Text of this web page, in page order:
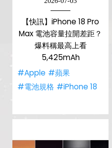
【快訊】iPhone 18 Pro
Max 電池容量拉開差距？
爆料稱最高上看
5,425mAh
#Apple #蘋果
#電池規格 #iPhone 18